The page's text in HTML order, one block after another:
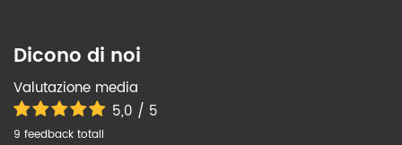
Dicono di noi
Valutazione media
5,0 / 5
9 feedback totali